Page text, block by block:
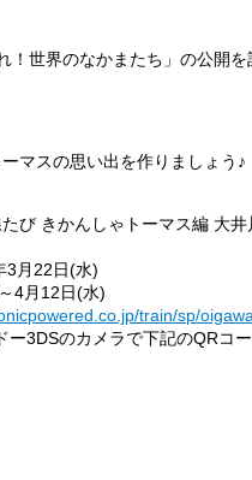
！世界のなかまたち」の公開
マスの思い出を作りましょう♪
び きかんしゃトーマス編 大
3月22日(水)
4月12日(水)
train/sp/
3DSのカメラで下記のQRコ